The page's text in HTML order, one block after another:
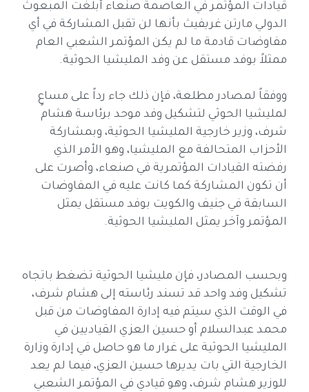
قيادات المؤتمر في العاصمة صنعاء أبلغت المبعوث
الدولي مارتن غريفيث بأنها لن تقبل المشاركة في أي
مفاوضات قادمة ما لم يكن المؤتمر الشعبي العام
ممثلاً بوفد مستقل عن وفد المليشيا الحوثية.
ووفقاً لمصادر مطلعة، فإن ذلك جاء رداً على مساعٍ
لمليشيا الحوثي لتشكيل وفد موحد برئاسة هشام
شرف، وزير خارجية المليشيا الحوثية، وبمشاركة
الأحزاب المتحالفة مع المليشيا، وهو الأمر الذي
رفضته القيادات المؤتمرية في صنعاء، وأصرت على
أن تكون المشاركة كما كانت عليه في المفاوضات
السابقة في جنيف والكويت بوفد مستقل يمثل
المؤتمر وآخر يمثل المليشيا الحوثية.
وبحسب المصادر، فإن مليشيا الحوثية تضغط باتجاه
تشكيل وفد واحد قد تسند رئاسته إلى هشام شرف،
في الوقت الذي سيتم فيه إدارة المفاوضات من قبل
محمد عبدالسلام أو حسين العزي القياديين في
المليشيا الحوثية على غرار ما هو حاصل في إدارة وزارة
الخارجية التي بات يديرها حسين العزي، فيما لم يعد
للوزير هشام شرف، وهو قيادي في المؤتمر الشعبي